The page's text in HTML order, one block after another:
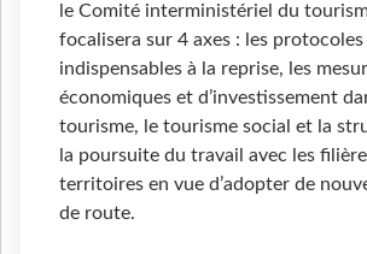
le Comité interministériel du
focalisera sur 4 axes : les
indispensables à la reprise, les
économiques et d’investissement
tourisme, le tourisme social et la
la poursuite du travail avec les
territoires en vue d’adopter de
de route.